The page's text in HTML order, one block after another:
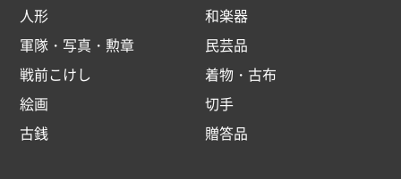
人形
和楽器
軍隊・写真・勲章
民芸品
戦前こけし
着物・古布
絵画
切手
古銭
贈答品